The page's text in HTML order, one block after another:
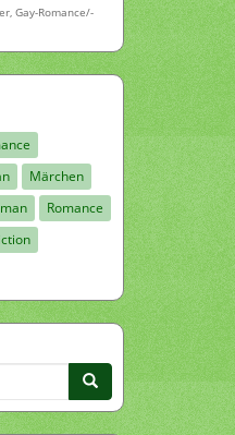
Gay-Romance/-
Märchen
Romance